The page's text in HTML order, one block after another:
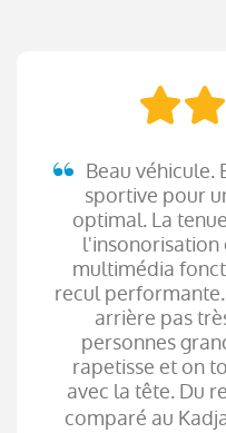
Beau véhicule.
sportive pour
optimal. La
l'insonorisation
multimédia
recul
arrière pas
personnes
rapetisse et on
avec la tête. Du
comparé au